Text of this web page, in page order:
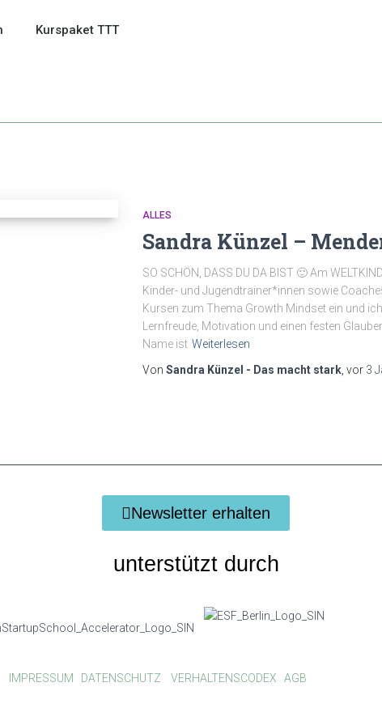
Kurspaket TTT
ALLES
Sandra Künzel –
SO SCHÖN, DASS DU DA BIST 🙂 Am
Kinder- und Jugendtrainer*innen sowie
Kursen zum Thema Growth Mindset ein und
Lernfreude, Motivation und einen festen
Name ist Weiterlesen
Von Sandra Künzel - Das macht stark, vor 3
Newsletter erhalten
unterstützt durch
IMPRESSUM DATENSCHUTZ VERHALTENSCODEX AGB